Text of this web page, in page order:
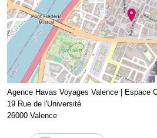
Agence Havas Voyages Valence | Espace
19 Rue de l'Université
26000 Valence